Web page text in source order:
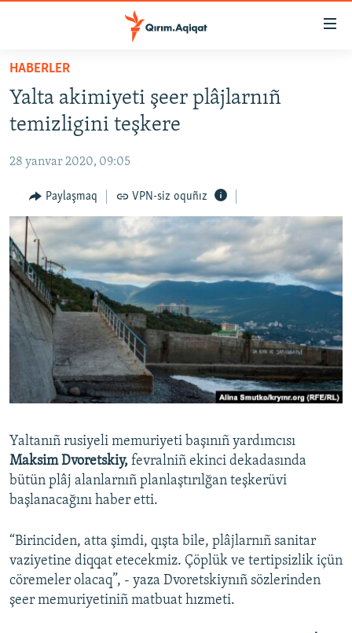
Esas
qaytmaq
Baş
navigatsiyağa
qaytmaq
qaytmaq
HABERLER
SİYASET
İQTİSADİYAT
CEMİYET
MEDENİYET
İNSAN AQLARI
VİDEO
SÜRET
BLOGLAR
FİKİR
Русский
Українською
QOŞULIÑIZ!
HABERLER
Yalta akimiyeti şeer plâjlarnıñ
temizligini teşkere
28 yanvar 2020, 09:05
Paylaşmaq VPN-siz oquñız
Yaltanıñ rusiyeli memuriyeti başınıñ yardımcısı
Maksim Dvoretskiy, fevralniñ ekinci dekadasında
bütün plâj alanlarnıñ planlaştırılğan teşkerüvi
başlanacağını haber etti.
“Birinciden, atta şimdi, qışta bile, plâjlarnıñ sanitar
vaziyetine diqqat etecekmiz. Çöplük ve tertipsizlik içün
cöremeler olacaq”, - yaza Dvoretskiynıñ sözlerinden
şeer memuriyetiniñ matbuat hızmeti.